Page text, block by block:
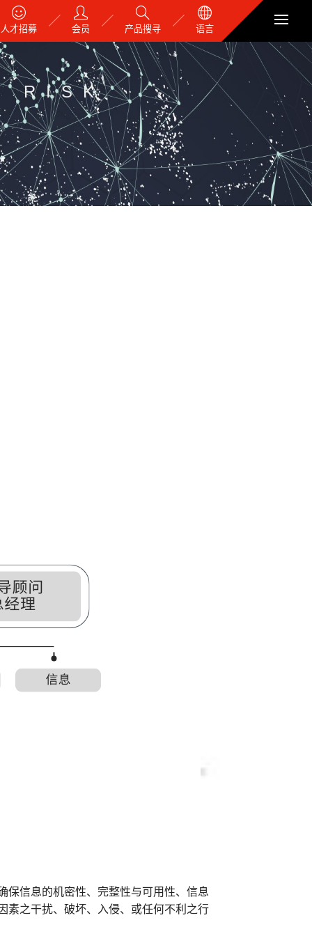
人才招募 会员 产品搜寻 语言
RISK
保信息的机密性、完整性与可用性、信息
素之干扰、破坏、入侵、或任何不利之行